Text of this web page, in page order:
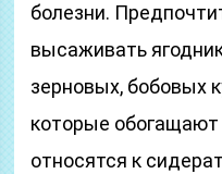
болезни.
высаживать
зерновых, бобовых
которые
относятся к